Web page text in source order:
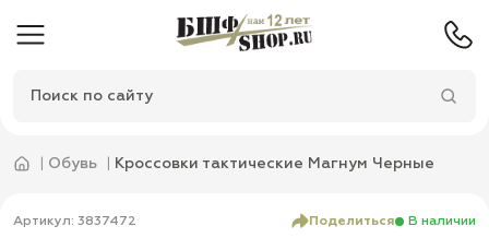
Обувь Кроссовки тактические Магнум Черные
Артикул: 3837472 Поделиться В наличии